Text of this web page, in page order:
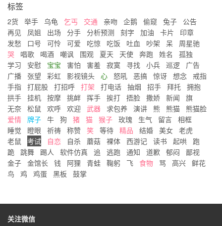
标签
2货 举手 乌龟 乞丐 交通 亲吻 企鹅 偷窥 兔子
公告
再见
凤姐 出场 分手 分析预测 刻字 加油 卡片
印章
发愁
口号 可怜 可爱 吃惊 吃饭 吐血 吵架 呆
周星驰
哭
唱歌 喝酒 嘲讽 围观 夏天 天使 奔跑 姓名
孤独
学习
安慰 宝宝 害怕 害羞 寂寞 寻找 小兵 巡逻
广告
广播
张望 彩虹 影视镜头 心 怒吼 恶搞 惊讶 想念
戒指
手指 打屁股 打招呼 打架 打电话 抽烟 招手 拜托 拥抱
拱手 挂机 按摩 挑衅 挥手 挨打 捂脸 撒娇 新闻
旗
无奈 松鼠 欢呼 欢迎 武器 求包养 演讲 熊 熊猫
熊猫脸
爱情 牌子 牛 狗 猪 猫 猴子 玫瑰 生气 留言 相框
睡觉
瞪眼 祈祷 称赞 笑 等待 精品 结婚 美女 老虎
老鼠
考试 自恋 自杀 蘑菇 裸体 西游记 读书 起哄
跑
跪
跳舞 踢人 软件仿真 追 逃跑 通知 道歉 郁闷
鄙视
金子 金馆长 钱 阿狸 青蛙 鞠躬 飞 食物 骂 高兴 鲜花
鸟
鸡 鸡蛋 黑板 鼓掌
关注微信